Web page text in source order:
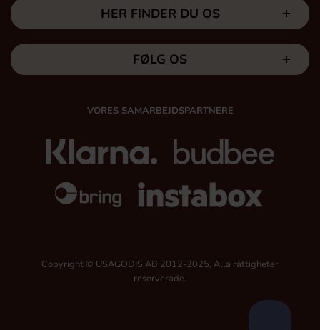
HER FINDER DU OS
FØLG OS
VORES SAMARBEJDSPARTNERE
Copyright © USAGODIS AB 2012-2025, Alla rättigheter
reserverade.